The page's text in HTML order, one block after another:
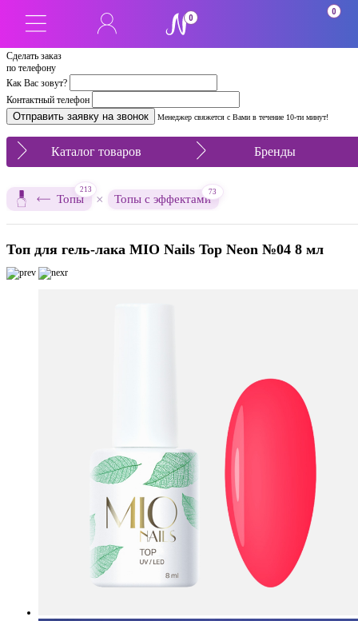
Сделать заказ
по телефону
Как Вас зовут?
Контактный телефон
Менеджер свяжется с Вами в течение 10-ти минут!
0
0
Каталог товаров Бренды
Топы
213
× Топы с эффектами
73
Топ для гель-лака MIO Nails Top Neon №04 8 мл